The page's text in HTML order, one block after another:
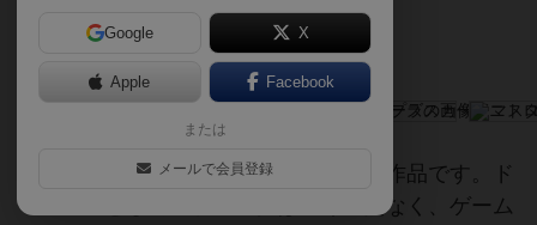
ドミニオンのニトロプラスとのコラボ作品です。ド
ミニオンとしてのゲーム性は全く変更なく、ゲーム
Google X
Apple Facebook
または
メールで会員登録